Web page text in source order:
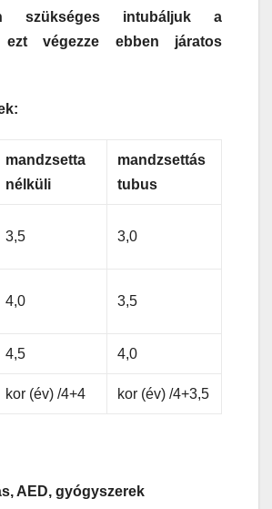
szükséges intubáljuk a
ezt végezze ebben járatos
mandzsetta
nélküli
mandzsettás
tubus
3,5 3,0
4,0 3,5
4,5 4,0
kor (év) /4+4 kor (év) /4+3,5
AED, gyógyszerek